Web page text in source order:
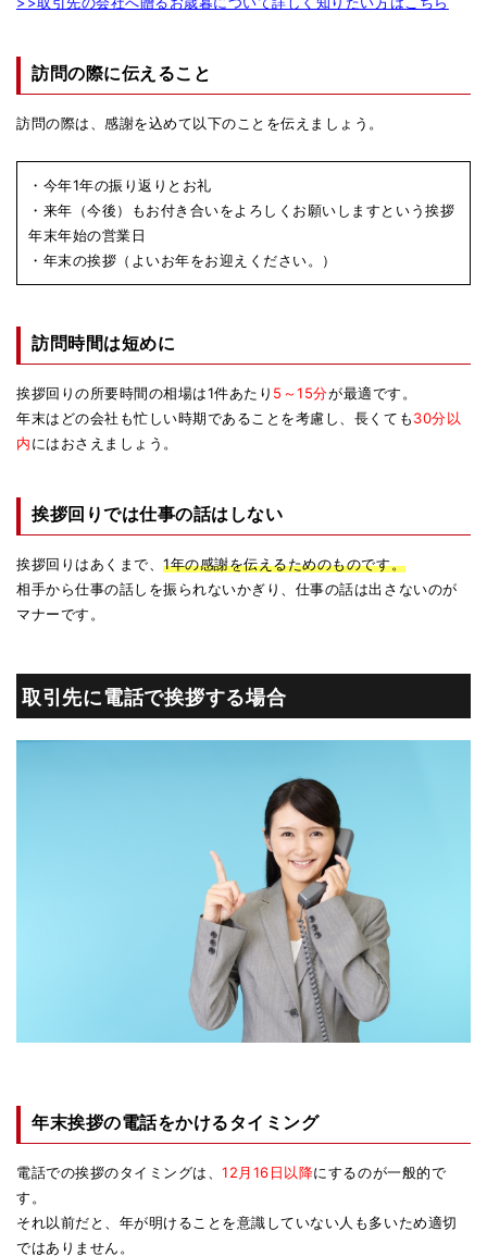
訪問の際に伝えること
訪問の際は、感謝を込めて以下のことを伝えましょう。
・今年1年の振り返りとお礼
・来年（今後）もお付き合いをよろしくお願いしますという挨拶
年末年始の営業日
・年末の挨拶（よいお年をお迎えください。）
訪問時間は短めに
挨拶回りの所要時間の相場は1件あたり 5～15分が最適です。
年末はどの会社も忙しい時期であることを考慮し、長くても30分以
内にはおさえましょう。
挨拶回りでは仕事の話はしない
挨拶回りはあくまで、1年の感謝を伝えるためのものです。
相手から仕事の話しを振られないかぎり、仕事の話は出さないのが
マナーです。
取引先に電話で挨拶する場合
年末挨拶の電話をかけるタイミング
電話での挨拶のタイミングは、12月16日以降にするのが一般的で
す。
それ以前だと、年が明けることを意識していない人も多いため適切
ではありません。